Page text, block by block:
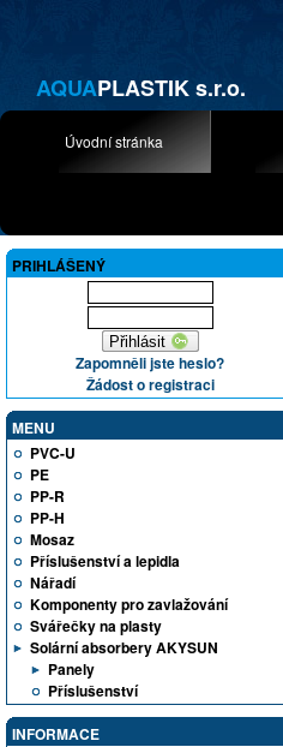
AQUAPLASTIK s.r.o.
Úvodní stránka
PRIHLÁŠENÝ
Zapomněli jste heslo?
Žádost o registraci
MENU
PVC-U
PE
PP-R
PP-H
Mosaz
Příslušenství a lepidla
Nářadí
Komponenty pro zavlažování
Svářečky na plasty
Solární absorbery AKYSUN
Panely
Příslušenství
INFORMACE